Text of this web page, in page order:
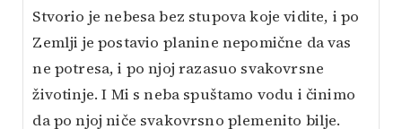
Stvorio je nebesa bez stupova koje vidite, i po
Zemlji je postavio planine nepomične da vas
ne potresa, i po njoj razasuo svakovrsne
životinje. I Mi s neba spuštamo vodu i činimo
da po njoj niče svakovrsno plemenito bilje.